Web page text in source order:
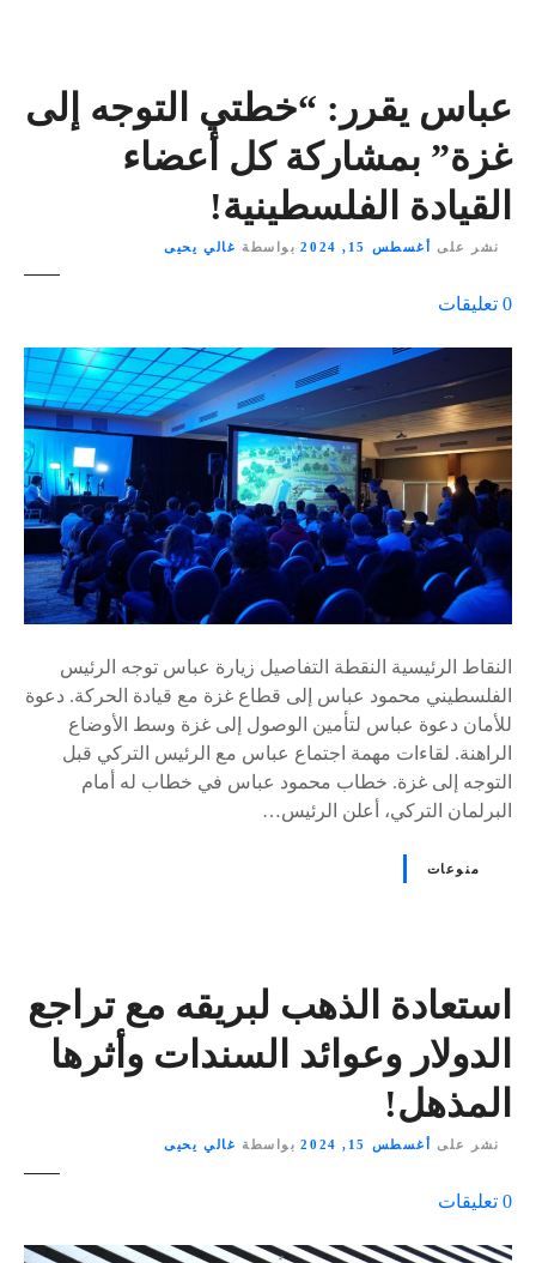
عباس يقرر: “خطتي التوجه إلى
غزة” بمشاركة كل أعضاء
القيادة الفلسطينية!
نشر على أغسطس 15, 2024 بواسطة غالي يحيى
0 تعليقات
ى
٪
s
النقاط الرئيسية النقطة التفاصيل زيارة عباس توجه الرئيس
الفلسطيني محمود عباس إلى قطاع غزة مع قيادة الحركة. دعوة
للأمان دعوة عباس لتأمين الوصول إلى غزة وسط الأوضاع
الراهنة. لقاءات مهمة اجتماع عباس مع الرئيس التركي قبل
التوجه إلى غزة. خطاب محمود عباس في خطاب له أمام
البرلمان التركي، أعلن الرئيس…
منوعات
استعادة الذهب لبريقه مع تراجع
الدولار وعوائد السندات وأثرها
المذهل!
نشر على أغسطس 15, 2024 بواسطة غالي يحيى
0 تعليقات
ى